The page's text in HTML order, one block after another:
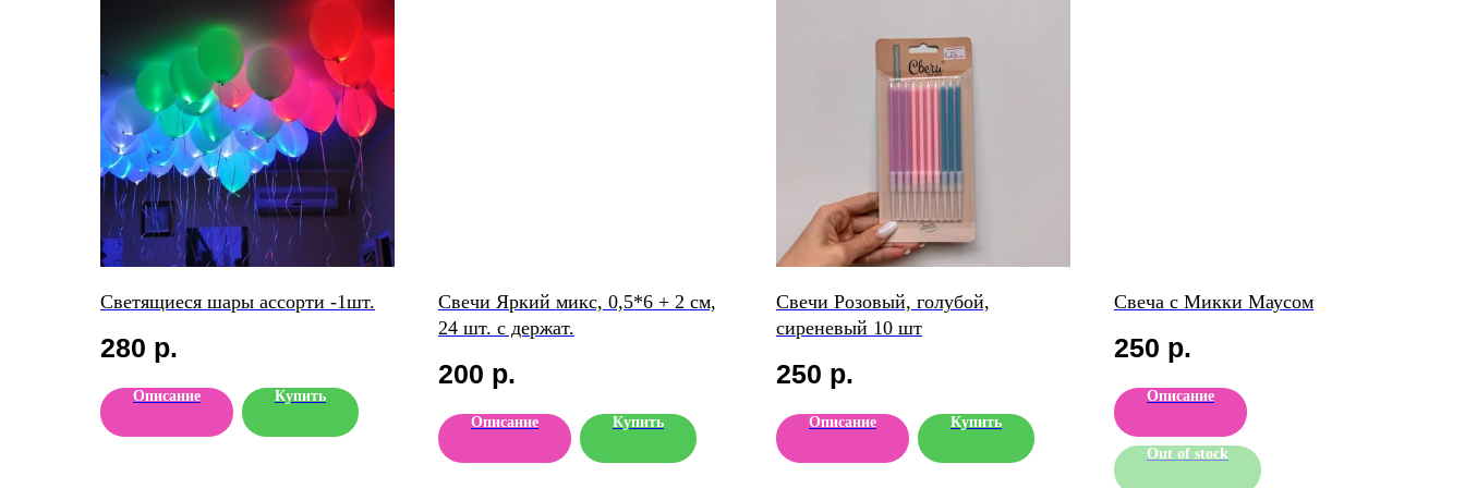
Светящиеся шары ассорти -1шт.
280 р.
Описание Купить
Свечи Яркий микс, 0,5*6 + 2 см,
24 шт. с держат.
200 р.
Описание Купить
Свечи Розовый, голубой,
сиреневый 10 шт
250 р.
Описание Купить
Свеча с Микки Маусом
250 р.
Описание
Out of stock